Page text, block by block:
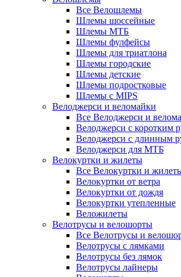
Все Велошлемы
Шлемы шоссейные
Шлемы МТБ
Шлемы фулфейсы
Шлемы для триатлона
Шлемы городские
Шлемы детские
Шлемы подростковые
Шлемы с MIPS
Велоджерси и веломайки
Все Велоджерси и
Велоджерси с коротким
Велоджерси с длинным
Велоджерси для МТБ
Велокуртки и жилеты
Все Велокуртки и
Велокуртки от ветра
Велокуртки от дождя
Велокуртки утепленные
Веложилеты
Велотрусы и велошорты
Все Велотрусы и
Велотрусы с лямками
Велотрусы без лямок
Велотрусы лайнеры